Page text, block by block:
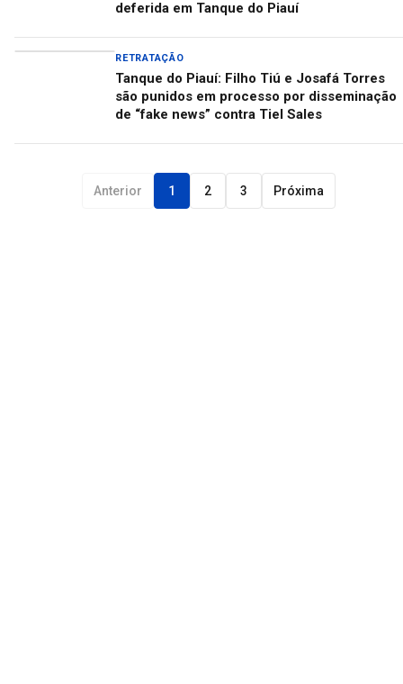
deferida em Tanque do Piauí
RETRATAÇÃO
Tanque do Piauí: Filho Tiú e Josafá Torres
são punidos em processo por disseminação
de “fake news” contra Tiel Sales
Anterior 1 2 3 Próxima